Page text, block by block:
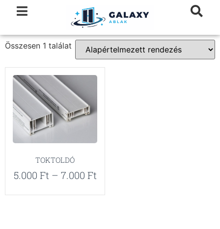
Összesen 1 találat
TOKTOLDÓ
5.000 Ft – 7.000 Ft